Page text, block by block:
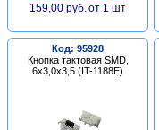
159,00 руб. от 1 шт
Код: 95928
Кнопка тактовая SMD,
6х3,0х3,5 (IT-1188E)